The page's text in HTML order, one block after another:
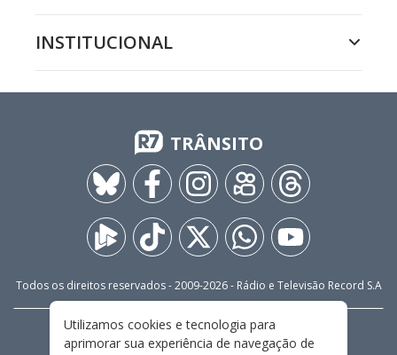
INSTITUCIONAL
TRÂNSITO
Todos os direitos reservados - 2009-2026- Rádio e Televisão Record S.A
FALE CONOSCO
PRIVACIDADE
Utilizamos cookies e tecnologia para
aprimorar sua experiência de navegação de